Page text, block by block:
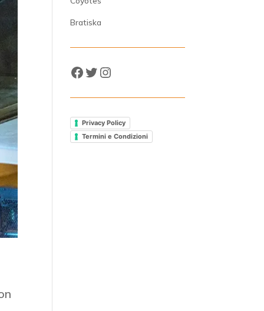
Bratiska
Facebook
Twitter
Instagram
Privacy Policy
Termini e Condizioni